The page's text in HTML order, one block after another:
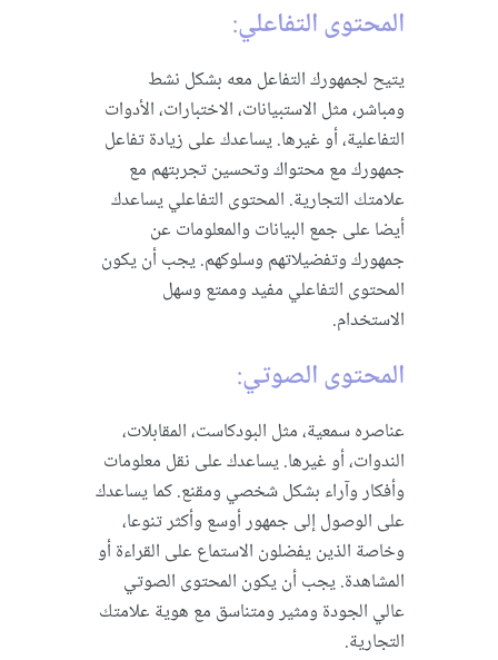
المحتوى التفاعلي:
يتيح لجمهورك التفاعل معه بشكل نشط
ومباشر، مثل الاستبيانات، الاختبارات، الأدوات
التفاعلية، أو غيرها. يساعدك على زيادة تفاعل
جمهورك مع محتواك وتحسين تجربتهم مع
علامتك التجارية. المحتوى التفاعلي يساعدك
أيضا على جمع البيانات والمعلومات عن
جمهورك وتفضيلاتهم وسلوكهم. يجب أن يكون
المحتوى التفاعلي مفيد وممتع وسهل
الاستخدام.
المحتوى الصوتي:
عناصره سمعية، مثل البودكاست، المقابلات،
الندوات، أو غيرها. يساعدك على نقل معلومات
وأفكار وآراء بشكل شخصي ومقنع. كما يساعدك
على الوصول إلى جمهور أوسع وأكثر تنوعا،
وخاصة الذين يفضلون الاستماع على القراءة أو
المشاهدة. يجب أن يكون المحتوى الصوتي
عالي الجودة ومثير ومتناسق مع هوية علامتك
التجارية.